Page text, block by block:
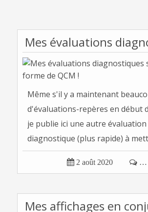
Même s'il y a maintenant
d'évaluations-repères en début
je publie ici une autre évaluation
diagnostique (plus rapide) à
 2 août 2020  …